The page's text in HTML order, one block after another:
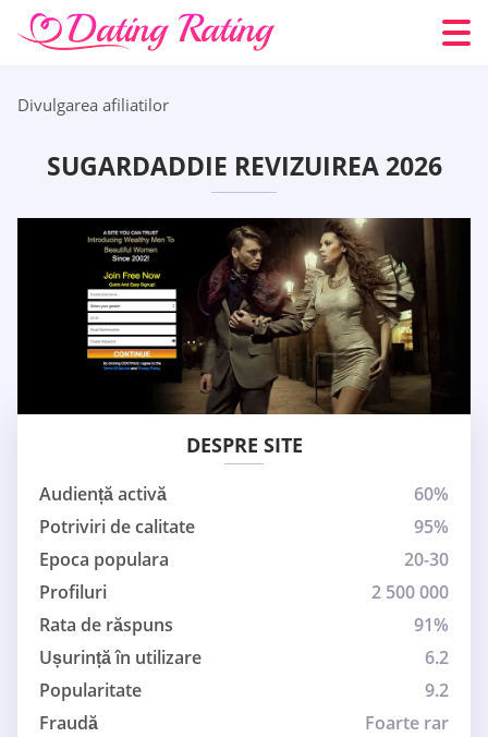
Divulgarea afiliatilor
SUGARDADDIE REVIZUIREA 2026
DESPRE SITE
Audiență activă
60%
Potriviri de calitate
95%
Epoca populara
20-30
Profiluri
2 500 000
Rata de răspuns
91%
Ușurință în utilizare
6.2
Popularitate
9.2
Fraudă
Foarte rar